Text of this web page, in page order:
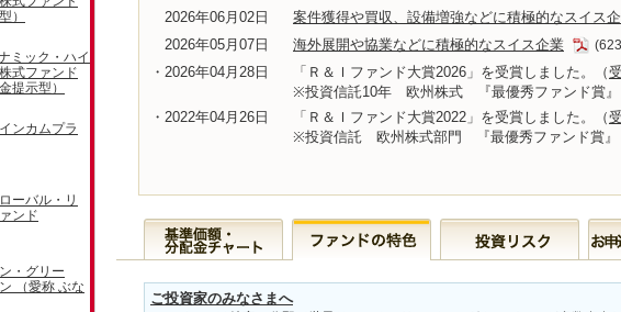
2026年06月02日 案件獲得や買収、設備増強などに積極的なスイス
2026年05月07日 海外展開や協業などに積極的なスイス企業
・2026年04月28日 「Ｒ＆Ｉファンド大賞2026」を受賞しました。（
※投資信託10年 欧州株式 『最優秀ファンド賞』
・2022年04月26日
「Ｒ＆Ｉファンド大賞2022」を受賞しました。（
※投資信託 欧州株式部門 『最優秀ファンド賞』
ご投資家のみなさまへ